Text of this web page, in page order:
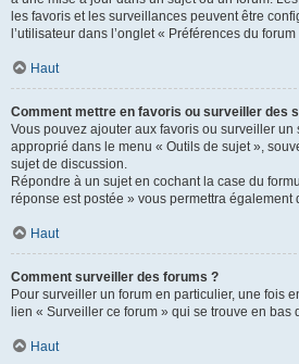
les favoris et les surveillances peuvent être
l’utilisateur dans l’onglet « Préférences du forum
Haut
Comment mettre en favoris ou surveiller des
Vous pouvez ajouter aux favoris ou surveiller
approprié dans le menu « Outils de sujet »,
sujet de discussion.
Répondre à un sujet en cochant la case du
réponse est postée » vous permettra également
Haut
Comment surveiller des forums ?
Pour surveiller un forum en particulier, une fois
lien « Surveiller ce forum » qui se trouve en bas
Haut